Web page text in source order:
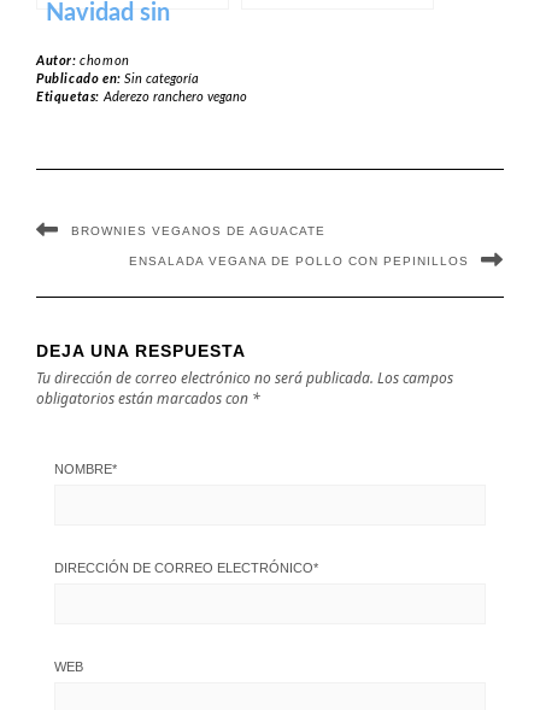
Navidad sin
Autor:chomon
Publicado en:Sin categoría
Etiquetas:Aderezo ranchero vegano
BROWNIES VEGANOS DE AGUACATE
ENSALADA VEGANA DE POLLO CON PEPINILLOS
DEJA UNA RESPUESTA
Tu dirección de correo electrónico no será publicada. Los campos
obligatorios están marcados con *
NOMBRE*
DIRECCIÓN DE CORREO ELECTRÓNICO*
WEB